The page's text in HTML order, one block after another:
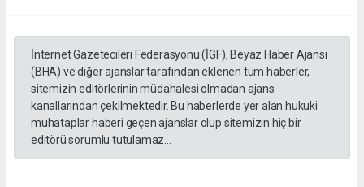
İnternet Gazetecileri Federasyonu (İGF), Beyaz Haber Ajansı
(BHA) ve diğer ajanslar tarafından eklenen tüm haberler,
sitemizin editörlerinin müdahalesi olmadan ajans
kanallarından çekilmektedir. Bu haberlerde yer alan hukuki
muhataplar haberi geçen ajanslar olup sitemizin hiç bir
editörü sorumlu tutulamaz...